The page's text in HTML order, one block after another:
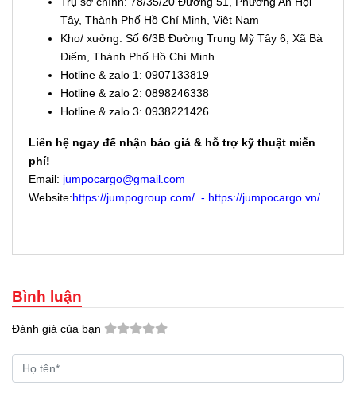
Tây, Thành Phố Hồ Chí Minh, Việt Nam
Kho/ xưởng: Số 6/3B Đường Trung Mỹ Tây 6, Xã Bà
Điểm, Thành Phố Hồ Chí Minh
Hotline & zalo 1: 0907133819
Hotline & zalo 2: 0898246338
Hotline & zalo 3: 0938221426
Liên hệ ngay để nhận báo giá & hỗ trợ kỹ thuật miễn
phí!
Email: jumpocargo@gmail.com
Website:https://jumpogroup.com/ - https://jumpocargo.vn/
Bình luận
Đánh giá của bạn